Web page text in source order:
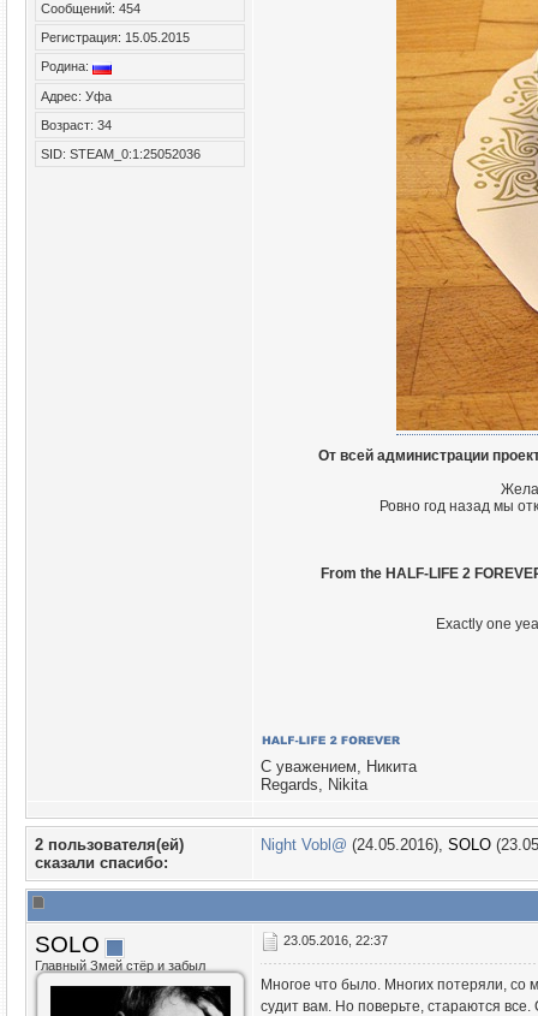
Сообщений: 454
Регистрация: 15.05.2015
Родина:
Адрес: Уфа
Возраст: 34
SID: STEAM_0:1:25052036
От всей администрации
Ровно год назад мы
From the HALF-LIFE 2
Exactly one
С уважением, Никита
Regards, Nikita
2 пользователя(ей)
сказали cпасибо:
Night Vobl@ (24.05.2016), SOLO
SOLO
Главный Змей стёр и забыл
23.05.2016, 22:37
Многое что было. Многих потеряли, со
судит вам. Но поверьте, стараются